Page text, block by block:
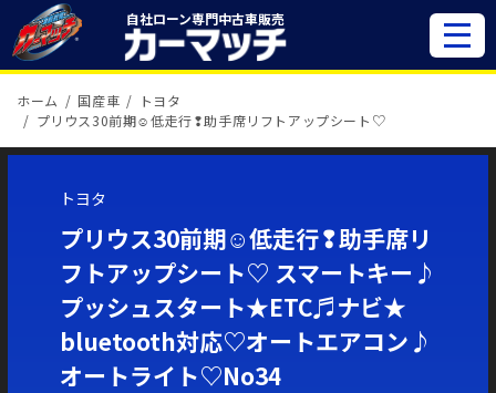
自社ローン専門中古車販売
ホーム 国産車
トヨタ
プリウス30前期☺低走行❢助手席リフトアップシート♡
トヨタ
プリウス30前期☺低走行❢助手席リ
フトアップシート♡ スマートキー♪
プッシュスタート★ETC♬ナビ★
bluetooth対応♡オートエアコン♪
オートライト♡No34